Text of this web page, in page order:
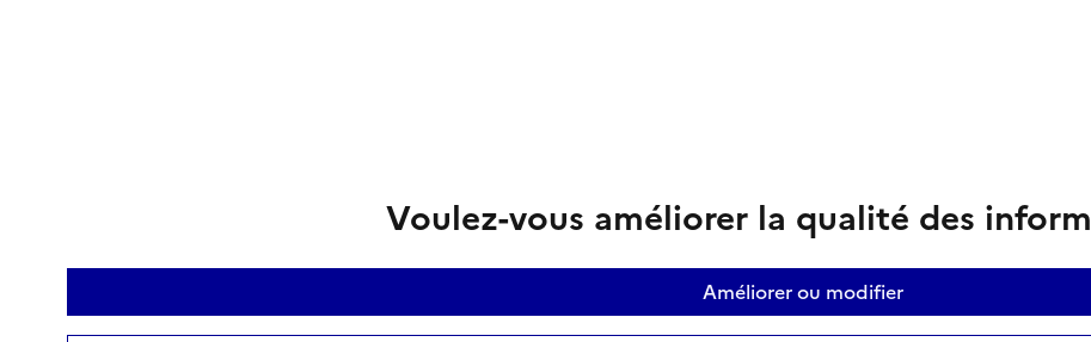
Voulez-vous améliorer la qualité des
Améliorer ou modifier